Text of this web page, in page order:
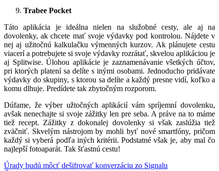
Trabee Pocket
Táto aplikácia je ideálna nielen na služobné cesty, ale aj na
dovolenky, ak chcete mať svoje výdavky pod kontrolou. Nájdete v
nej aj užitočnú kalkulačku výmenných kurzov. Ak plánujete cestu
viacerí a potrebujete si svoje výdavky rozrátať, skvelou aplikáciou je
aj Splitwise. Úlohou aplikácie je zaznamenávanie všetkých účtov,
pri ktorých platení sa delíte s inými osobami. Jednoducho pridávate
výdavky do skupiny, s ktorou sa delíte a každý presne vidí, koľko a
komu dlhuje. Predídete tak zbytočným rozporom.
Dúfame, že výber užtočných aplikácií vám spríjemní dovolenku,
avšak nenechajte si svoje zážitky len pre seba. A práve na to máme
tiež recept. Zážitky z dokonalej dovolenky si však zaslúžia tiež
zväčniť. Skvelým nástrojom by mohli byť nové smartfóny, pričom
každý si vyberá podľa iných kritérii. Podstatné však je, aby mal čo
najlepší fotoaparát. Tak šťastnú cestu!
Navigácia
Úrady budú môcť dešifrovať konverzáciu zo Signalu